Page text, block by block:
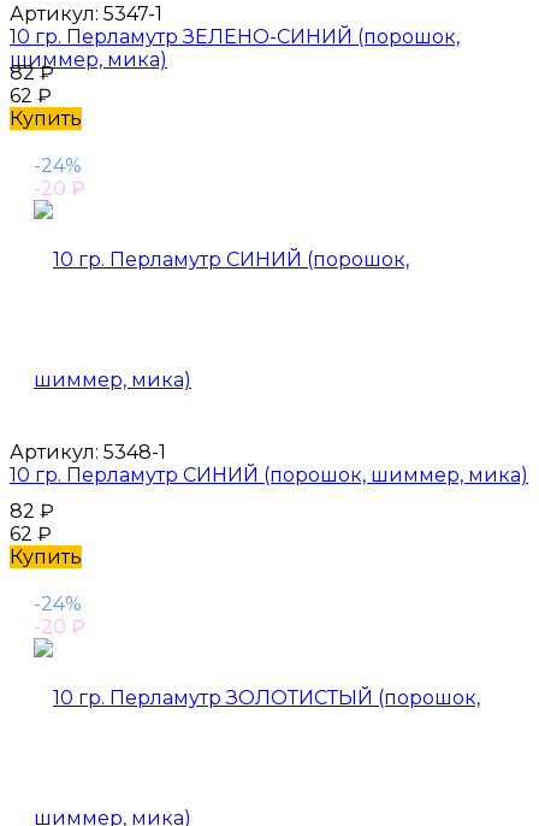
Артикул: 5347-1
10 гр. Перламутр ЗЕЛЕНО-СИНИЙ (порошок,
шиммер, мика)
82₽
62 ₽
Купить
-24%
-20 ₽
Артикул: 5348-1
10 гр. Перламутр СИНИЙ (порошок, шиммер, мика)
82 ₽
62 ₽
Купить
-24%
-20 ₽